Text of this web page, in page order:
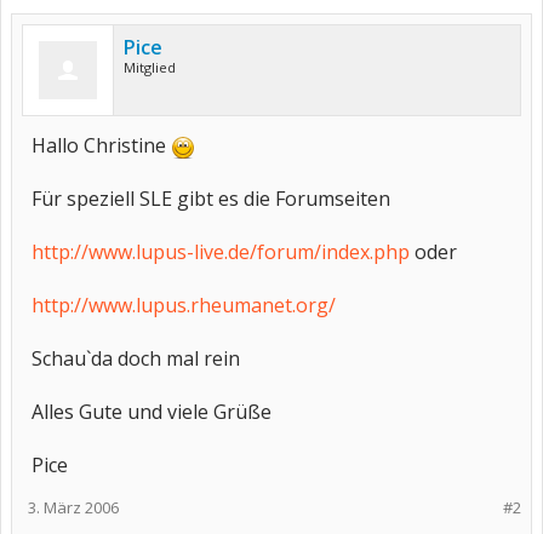
Pice
Mitglied
Hallo Christine
Für speziell SLE gibt es die Forumseiten
http://www.lupus-live.de/forum/index.php oder
http://www.lupus.rheumanet.org/
Schau`da doch mal rein
Alles Gute und viele Grüße
Pice
#2
3. März 2006